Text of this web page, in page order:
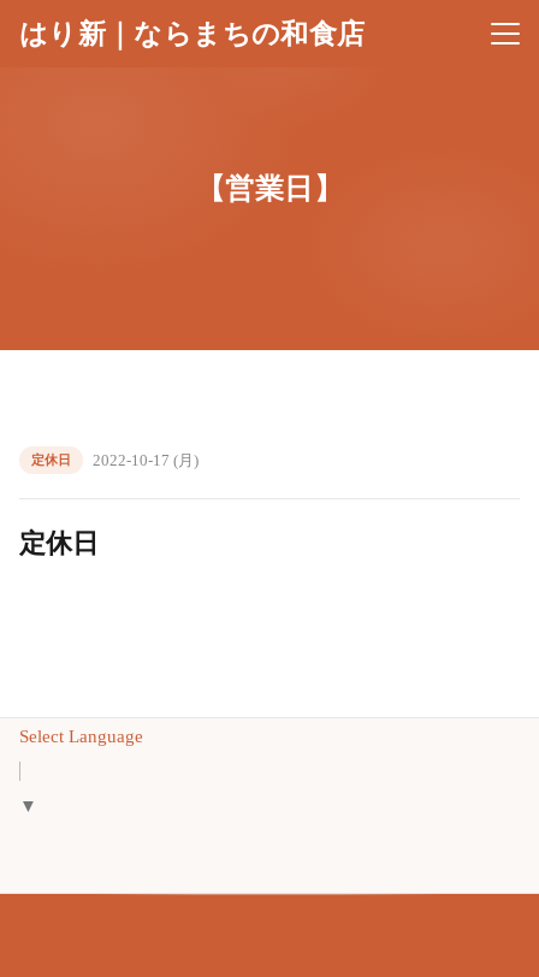
はり新｜ならまちの和食店 メニ
【営業日】
定休日 2022-10-17 (月)
定休日
Select Language
▼